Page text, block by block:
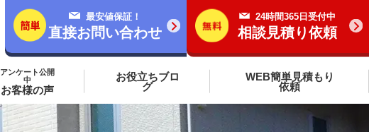
最安値保証！
直接お問い合わせ
24時間365日受付中
相談見積り依頼
アンケート公開
中
お客様の声
お役立ちブロ
グ
WEB簡単見積もり
依頼